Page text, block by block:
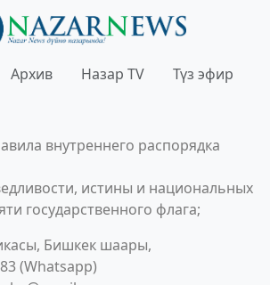
Архив Назар TV Түз эфир
внутреннего распорядка
истины и национальных
государственного флага;
Бишкек шаары,
(Whatsapp)